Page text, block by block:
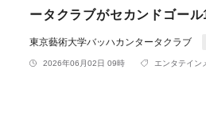
ータクラブがセカンドゴー
東京藝術大学バッハカンタータクラブ
2026年06月02日 09時 エンタテイン